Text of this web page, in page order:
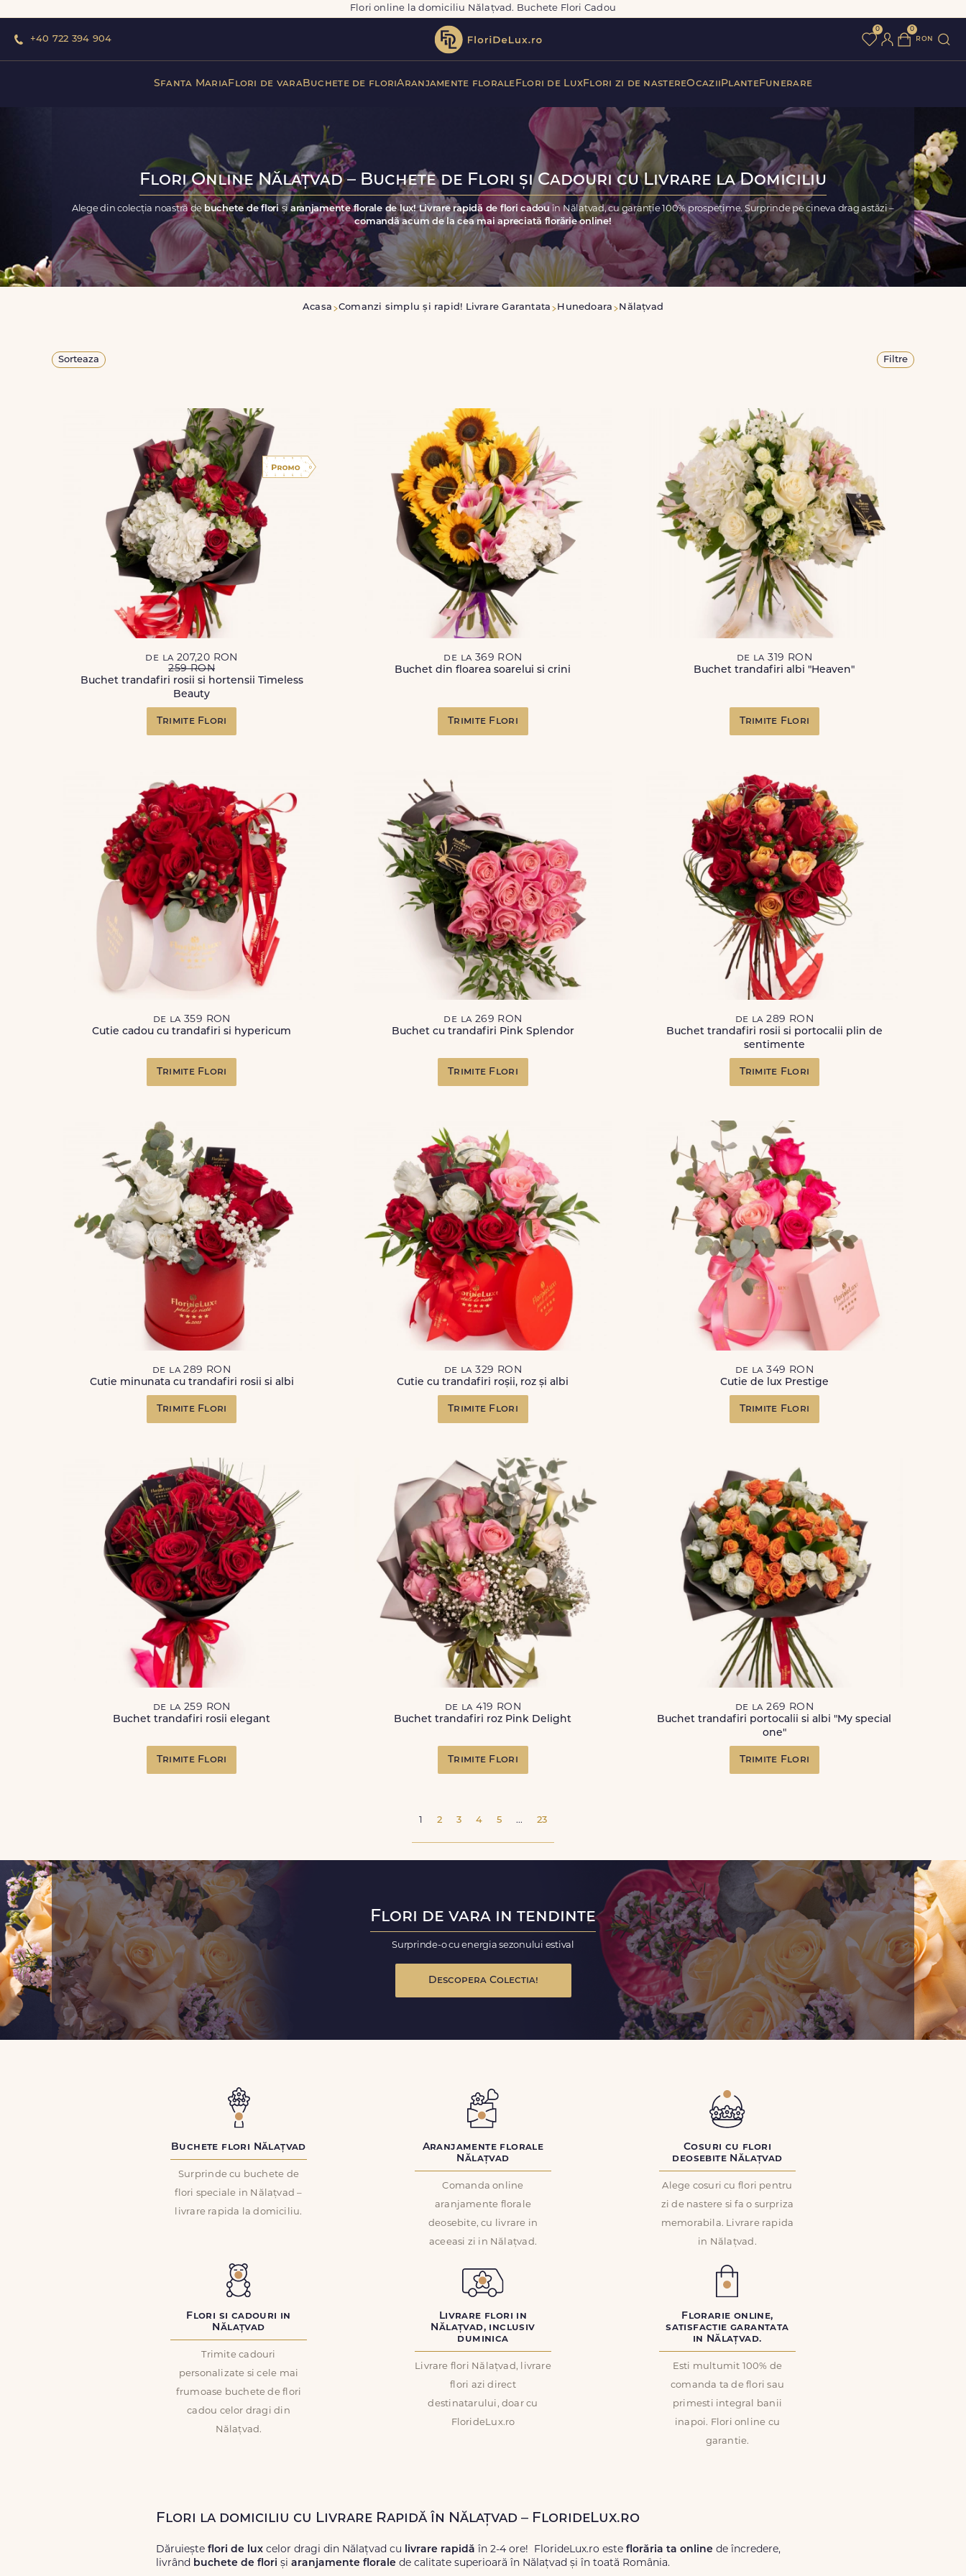
Flori online la domiciliu Nălațvad. Buchete Flori Cadou
+40 722 394 904
0 0
ron
Sfanta MariaFlori de varaBuchete de floriAranjamente florale Flori de LuxFlori zi de nastereOcazii PlanteFunerare
Flori Online Nălațvad – Buchete de Flori și Cadouri cu Livrare la Domiciliu
Alege din colecția noastră de buchete de florișiaranjamente florale de lux! Livrare rapidă de flori cadou în Nălațvad, cu garanție 100% prospețime. Surprinde pe cineva drag astăzi –
comandă acum de la cea mai apreciată florărie online!
Acasa Comanzi simplu și rapid! Livrare Garantata Hunedoara Nălațvad
Sorteaza Filtre
de la 207,20 RON
259 RON
Buchet trandafiri rosii si hortensii Timeless
Beauty
Trimite Flori
de la 369 RON
Buchet din floarea soarelui si crini
Trimite Flori
de la 319 RON
Buchet trandafiri albi "Heaven"
Trimite Flori
de la 359 RON
Cutie cadou cu trandafiri si hypericum
Trimite Flori
de la 269 RON
Buchet cu trandafiri Pink Splendor
Trimite Flori
de la 289 RON
Buchet trandafiri rosii si portocalii plin de
sentimente
Trimite Flori
de la 289 RON
Cutie minunata cu trandafiri rosii si albi
Trimite Flori
de la 329 RON
Cutie cu trandafiri roșii, roz și albi
Trimite Flori
de la 349 RON
Cutie de lux Prestige
Trimite Flori
de la 259 RON
Buchet trandafiri rosii elegant
Trimite Flori
de la 419 RON
Buchet trandafiri roz Pink Delight
Trimite Flori
de la 269 RON
Buchet trandafiri portocalii si albi "My special
one"
Trimite Flori
1 2 3 4 5 ... 23
Flori de vara in tendinte
Surprinde-o cu energia sezonului estival
Descopera Colectia!
Buchete flori Nălațvad
Surprinde cu buchete de
flori speciale in Nălațvad –
livrare rapida la domiciliu.
Aranjamente florale
Nălațvad
Comanda online
aranjamente florale
deosebite, cu livrare in
aceeasi zi in Nălațvad.
Cosuri cu flori
deosebite Nălațvad
Alege cosuri cu flori pentru
zi de nastere si fa o surpriza
memorabila. Livrare rapida
in Nălațvad.
Flori si cadouri in
Nălațvad
Trimite cadouri
personalizate si cele mai
frumoase buchete de flori
cadou celor dragi din
Nălațvad.
Livrare flori in
Nălațvad, inclusiv
duminica
Livrare flori Nălațvad, livrare
flori azi direct
destinatarului, doar cu
FlorideLux.ro
Florarie online,
satisfactie garantata
in Nălațvad.
Esti multumit 100% de
comanda ta de flori sau
primesti integral banii
inapoi. Flori online cu
garantie.
Flori la domiciliu cu Livrare Rapidă în Nălațvad – FlorideLux.ro
Dăruiește flori de lux celor dragi din Nălațvad cu livrare rapidă în 2-4 ore! FlorideLux.ro este florăria ta online de încredere,
livrând buchete de flori și aranjamente florale de calitate superioară în Nălațvad și în toată România.